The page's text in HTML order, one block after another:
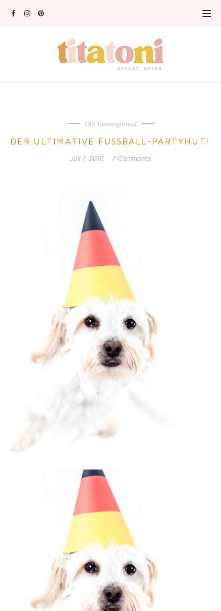
DIY, Uncategorized
DER ULTIMATIVE FUSSBALL-PARTYHUT!
Juli 7, 2016 7 Comments